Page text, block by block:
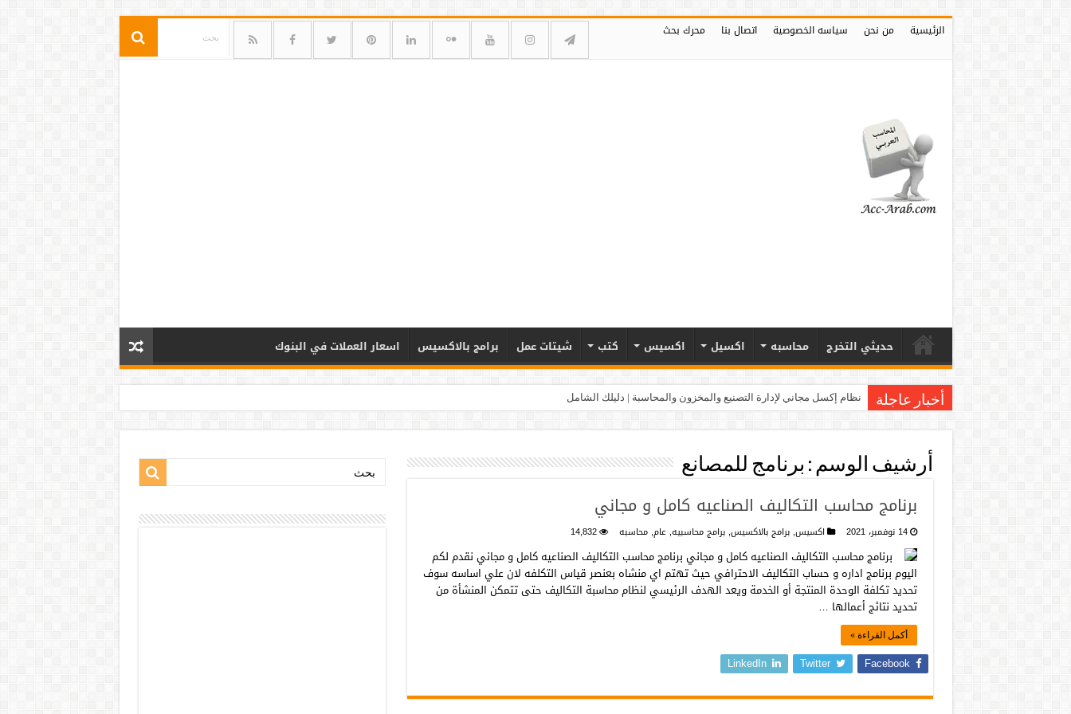
الرئيسية من نحن سياسه الخصوصية اتصال بنا محرك بحث
حديثي التخرج محاسبه اكسيل اكسيس كتب شيتات عمل برامج بالاكسيس اسعار العملات في البنوك
أخبار عاجلة نظام إكسل مجاني لإدارة التصنيع والمخزون والمحاسبة | دليلك الشامل
أرشيف الوسم : برنامج للمصانع
برنامج محاسب التكاليف الصناعيه كامل و مجاني
14 نوفمبر، 2021 اكسيس,برامج بالاكسيس,برامج محاسبيه,عام,محاسبه 14,832
برنامج محاسب التكاليف الصناعيه كامل و مجاني برنامج محاسب التكاليف الصناعيه كامل و مجاني نقدم لكم
اليوم برنامج اداره و حساب التكاليف الاحترافي حيث تهتم اي منشاه بعنصر قياس التكلفه لان علي اساسه سوف
تحديد تكلفة الوحدة المنتجة أو الخدمة ويعد الهدف الرئيسي لنظام محاسبة التكاليف حتى تتمكن المنشأة من
تحديد نتائج أعمالها …
أكمل القراءة »
Facebook
Twitter
LinkedIn
بحث: